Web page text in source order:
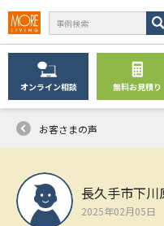
オンライン相談 無料お見積り
お客さまの声
長久手市下
2025年02月05日